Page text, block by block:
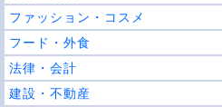
ファッション・コスメ
フード・外食
法律・会計
建設・不動産